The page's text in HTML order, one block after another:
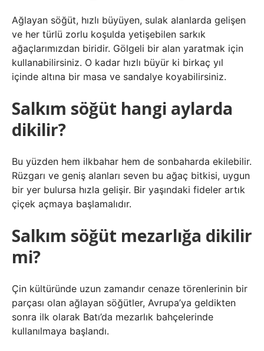
Ağlayan söğüt, hızlı büyüyen, sulak alanlarda gelişen
ve her türlü zorlu koşulda yetişebilen sarkık
ağaçlarımızdan biridir. Gölgeli bir alan yaratmak için
kullanabilirsiniz. O kadar hızlı büyür ki birkaç yıl
içinde altına bir masa ve sandalye koyabilirsiniz.
Salkım söğüt hangi aylarda
dikilir?
Bu yüzden hem ilkbahar hem de sonbaharda ekilebilir.
Rüzgarı ve geniş alanları seven bu ağaç bitkisi, uygun
bir yer bulursa hızla gelişir. Bir yaşındaki fideler artık
çiçek açmaya başlamalıdır.
Salkım söğüt mezarlığa dikilir
mi?
Çin kültüründe uzun zamandır cenaze törenlerinin bir
parçası olan ağlayan söğütler, Avrupa’ya geldikten
sonra ilk olarak Batı’da mezarlık bahçelerinde
kullanılmaya başlandı.